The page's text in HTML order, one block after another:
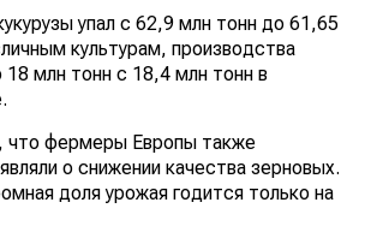
упал с 62,9 млн тонн до 61,65
культурам, производства
18 млн тонн с 18,4 млн тонн в
что фермеры Европы также
о снижении качества зерновых.
доля урожая годится только на